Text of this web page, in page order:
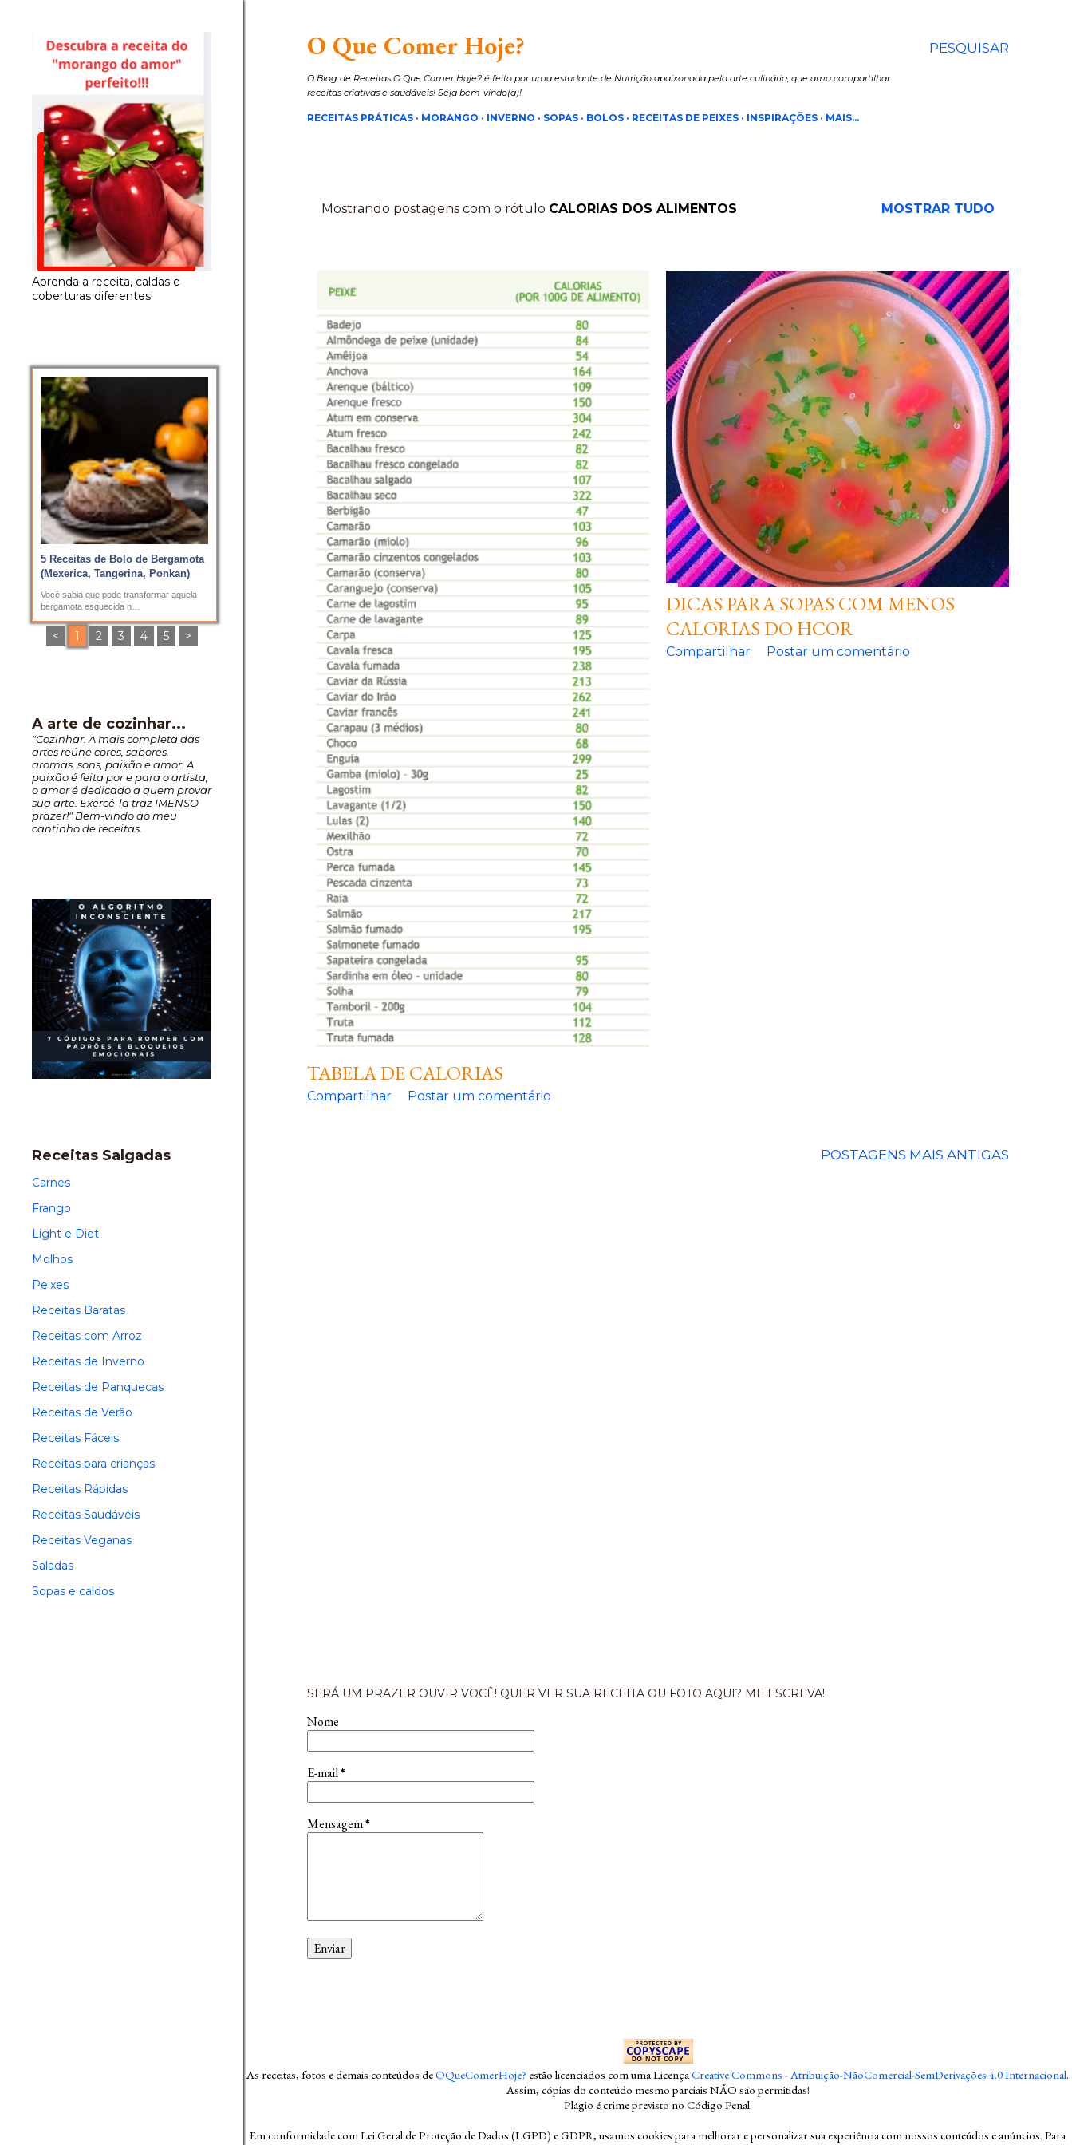
PESQUISAR
O Que Comer Hoje?
O Blog de Receitas O Que Comer Hoje? é feito por uma estudante de Nutrição apaixonada pela arte culinária, que ama compartilhar
receitas criativas e saudáveis! Seja bem-vindo(a)!
RECEITAS PRÁTICAS MORANGO INVERNO SOPAS BOLOS RECEITAS DE PEIXES INSPIRAÇÕES MAIS…
Mostrando postagens com o rótulo CALORIAS DOS ALIMENTOS MOSTRAR TUDO
TABELA DE CALORIAS
Compartilhar Postar um comentário
DICAS PARA SOPAS COM MENOS
CALORIAS DO HCOR
Compartilhar Postar um comentário
POSTAGENS MAIS ANTIGAS
SERÁ UM PRAZER OUVIR VOCÊ! QUER VER SUA RECEITA OU FOTO AQUI? ME ESCREVA!
Nome
E-mail*
Mensagem*
As receitas, fotos e demais conteúdos deOQueComerHoje? estão licenciados com uma LicençaCreative Commons - Atribuição-NãoComercial-SemDerivações 4.0 Internacional.
Assim, cópias do conteúdo mesmo parciais NÃO são permitidas!
Plágio é crime previsto no Código Penal.
Em conformidade com Lei Geral de Proteção de Dados (LGPD) e GDPR, usamos cookies para melhorar e personalizar sua experiência com nossos conteúdos e anúncios. Para
Aprenda a receita, caldas e
coberturas diferentes!
5 Receitas de Bolo de Bergamota
(Mexerica, Tangerina, Ponkan)
Você sabia que pode transformar aquela
bergamota esquecida n…
< 1 2 3 4 5 >
A arte de cozinhar...
"Cozinhar. A mais completa das
artes reúne cores, sabores,
aromas, sons, paixão e amor. A
paixão é feita por e para o artista,
o amor é dedicado a quem provar
sua arte. Exercê-la traz IMENSO
prazer!" Bem-vindo ao meu
cantinho de receitas.
Receitas Salgadas
Carnes
Frango
Light e Diet
Molhos
Peixes
Receitas Baratas
Receitas com Arroz
Receitas de Inverno
Receitas de Panquecas
Receitas de Verão
Receitas Fáceis
Receitas para crianças
Receitas Rápidas
Receitas Saudáveis
Receitas Veganas
Saladas
Sopas e caldos